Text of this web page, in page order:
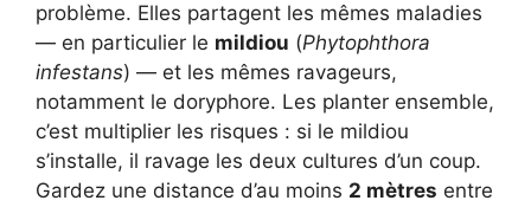
problème. Elles partagent les mêmes maladies
— en particulier le mildiou (Phytophthora
infestans) — et les mêmes ravageurs,
notamment le doryphore. Les planter ensemble,
c’est multiplier les risques : si le mildiou
s’installe, il ravage les deux cultures d’un coup.
Gardez une distance d’au moins 2 mètres entre